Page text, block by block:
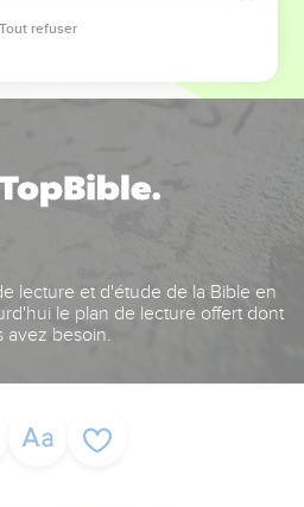
lecture et d'étude de la Bible en
le plan de lecture offert dont
avez besoin.
Tout refuser